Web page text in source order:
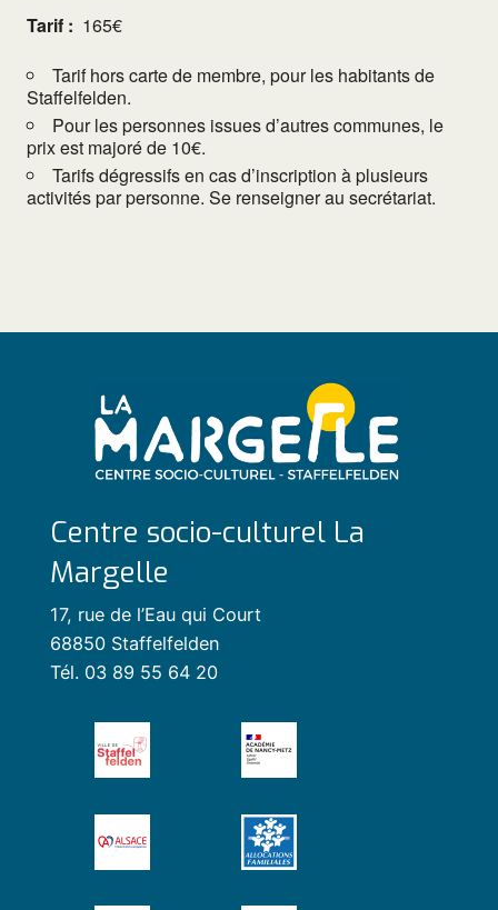
Tarif : 165€
Tarif hors carte de membre, pour les habitants de
Staffelfelden.
Pour les personnes issues d’autres communes, le
prix est majoré de 10€.
Tarifs dégressifs en cas d’inscription à plusieurs
activités par personne. Se renseigner au secrétariat.
Centre socio-culturel La
Margelle
17, rue de l’Eau qui Court
68850 Staffelfelden
Tél. 03 89 55 64 20